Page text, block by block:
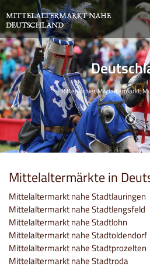
Ritterturnier, Mittlaltermarkt,
Mittelaltermärkte in
Mittelaltermarkt nahe Stadtlauringen
Mittelaltermarkt nahe Stadtlengsfeld
Mittelaltermarkt nahe Stadtlohn
Mittelaltermarkt nahe Stadtoldendorf
Mittelaltermarkt nahe Stadtprozelten
Mittelaltermarkt nahe Stadtroda